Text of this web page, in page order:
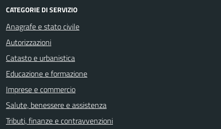
CATEGORIE DI SERVIZIO
Anagrafe e stato civile
Autorizzazioni
Catasto e urbanistica
Educazione e formazione
Imprese e commercio
Salute, benessere e assistenza
Tributi, finanze e contravvenzioni